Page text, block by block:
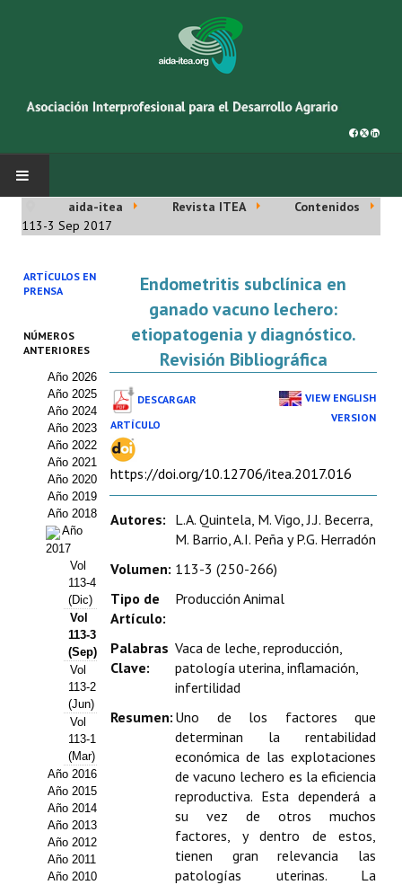
INICIO
Cincuentenario AIDA
Organigrama
Estatutos
Hacerse socio
Noticias
Galería de Fotos
Web AIDA 2.0
REVISTA ITEA
Presentación ITEA
Equipo Editorial
Leer revista ITEA
Directrices para autores/as
Políticas Editoriales
Propuesta Volumen Especial
Sello Calidad FECYT
aida-itea Revista ITEA
Contenidos
113-3 Sep 2017
ARTÍCULOS EN
PRENSA
NÚMEROS
ANTERIORES
Año 2026
Año 2025
Año 2024
Año 2023
Año 2022
Año 2021
Año 2020
Año 2019
Año 2018
Año
2017
Vol
113-4
(Dic)
Vol
113-3
(Sep)
Vol
113-2
(Jun)
Vol
113-1
(Mar)
Año 2016
Año 2015
Año 2014
Año 2013
Año 2012
Año 2011
Año 2010
Endometritis subclínica en
ganado vacuno lechero:
etiopatogenia y diagnóstico.
Revisión Bibliográfica
DESCARGAR
ARTÍCULO
VIEW ENGLISH
VERSION
https://doi.org/10.12706/itea.2017.016
Autores: L.A. Quintela, M. Vigo, J.J. Becerra,
M. Barrio, A.I. Peña y P.G. Herradón
Volumen: 113-3 (250-266)
Tipo de
Artículo:
Producción Animal
Palabras
Clave:
Vaca de leche, reproducción,
patología uterina, inflamación,
infertilidad
Resumen: Uno de los factores que
determinan la rentabilidad
económica de las explotaciones
de vacuno lechero es la eficiencia
reproductiva. Esta dependerá a
su vez de otros muchos
factores, y dentro de estos,
tienen gran relevancia las
patologías uterinas. La